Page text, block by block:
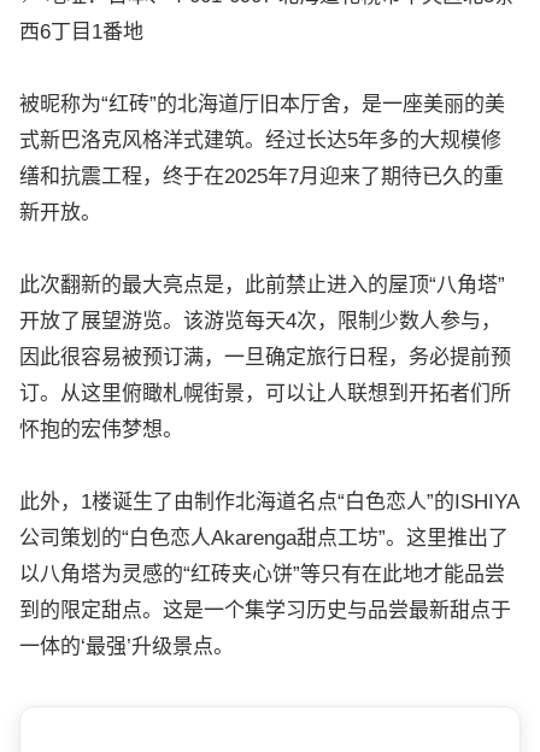
西6丁目1番地
被昵称为“红砖”的北海道厅旧本厅舍，是一座美丽的美
式新巴洛克风格洋式建筑。经过长达5年多的大规模修
缮和抗震工程，终于在2025年7月迎来了期待已久的重
新开放。
此次翻新的最大亮点是，此前禁止进入的屋顶“八角塔”
开放了展望游览。该游览每天4次，限制少数人参与，
因此很容易被预订满，一旦确定旅行日程，务必提前预
订。从这里俯瞰札幌街景，可以让人联想到开拓者们所
怀抱的宏伟梦想。
此外，1楼诞生了由制作北海道名点“白色恋人”的ISHIYA
公司策划的“白色恋人Akarenga甜点工坊”。这里推出了
以八角塔为灵感的“红砖夹心饼”等只有在此地才能品尝
到的限定甜点。这是一个集学习历史与品尝最新甜点于
一体的‘最强’升级景点。